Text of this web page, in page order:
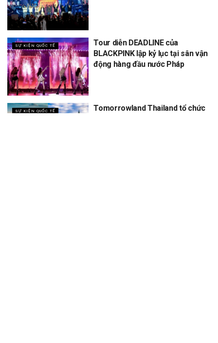
SỰ KIỆN QUỐC TẾ
Tour diễn DEADLINE của
BLACKPINK lập kỷ lục tại sân vận
động hàng đầu nước Pháp
SỰ KIỆN QUỐC TẾ
Tomorrowland Thailand tổ chức